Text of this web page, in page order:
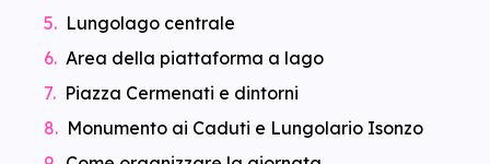
Lungolago centrale
Area della piattaforma a lago
Piazza Cermenati e dintorni
Monumento ai Caduti e Lungolario Isonzo